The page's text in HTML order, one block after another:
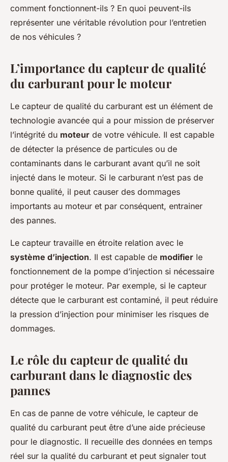
comment fonctionnent-ils ? En quoi peuvent-ils
représenter une véritable révolution pour l’entretien
de nos véhicules ?
L’importance du capteur de qualité
du carburant pour le moteur
Le capteur de qualité du carburant est un élément de
technologie avancée qui a pour mission de préserver
l’intégrité du moteur de votre véhicule. Il est capable
de détecter la présence de particules ou de
contaminants dans le carburant avant qu’il ne soit
injecté dans le moteur. Si le carburant n’est pas de
bonne qualité, il peut causer des dommages
importants au moteur et par conséquent, entrainer
des pannes.
Le capteur travaille en étroite relation avec le
système d’injection. Il est capable de modifier le
fonctionnement de la pompe d’injection si nécessaire
pour protéger le moteur. Par exemple, si le capteur
détecte que le carburant est contaminé, il peut réduire
la pression d’injection pour minimiser les risques de
dommages.
Le rôle du capteur de qualité du
carburant dans le diagnostic des
pannes
En cas de panne de votre véhicule, le capteur de
qualité du carburant peut être d’une aide précieuse
pour le diagnostic. Il recueille des données en temps
réel sur la qualité du carburant et peut signaler tout